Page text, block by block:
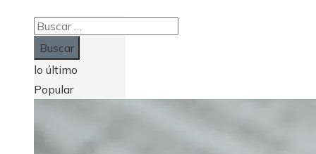
Buscar:
lo último
Popular